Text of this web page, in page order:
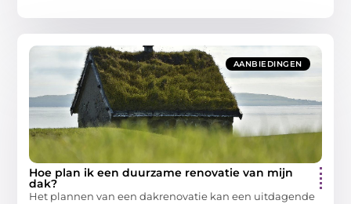
AANBIEDINGEN
Hoe plan ik een duurzame renovatie van mijn
dak?
Het plannen van een dakrenovatie kan een uitdagende